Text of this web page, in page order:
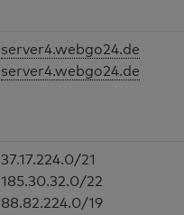
server4.webgo24.de
server4.webgo24.de
21
22
19